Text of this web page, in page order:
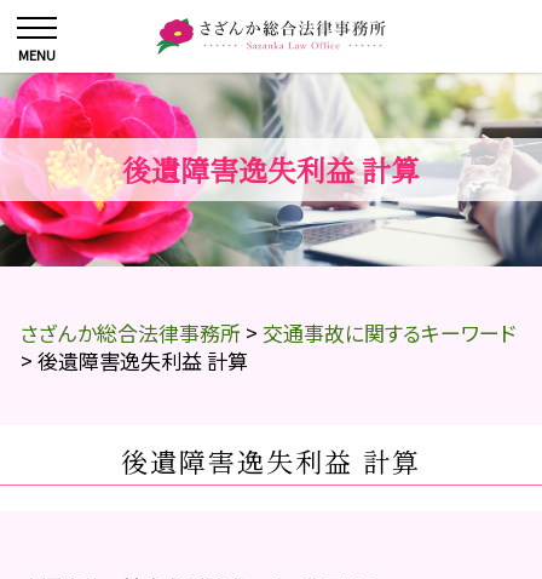
後遺障害逸失利益 計算
さざんか総合法律事務所 > 交通事故に関するキーワード
> 後遺障害逸失利益 計算
後遺障害逸失利益 計算